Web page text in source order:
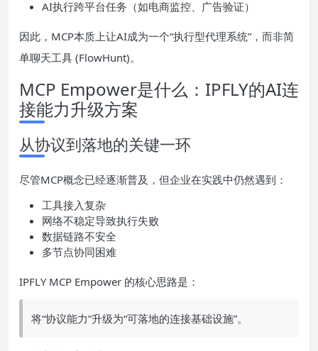
AI执行跨平台任务（如电商监控、广告验证）
因此，MCP本质上让AI成为一个“执行型代理系统”，而非简
单聊天工具 (FlowHunt)。
MCP Empower是什么：IPFLY的AI连
接能力升级方案
从协议到落地的关键一环
尽管MCP概念已经逐渐普及，但企业在实践中仍然遇到：
工具接入复杂
网络不稳定导致执行失败
数据链路不安全
多节点协同困难
IPFLY MCP Empower 的核心思路是：
将“协议能力”升级为“可落地的连接基础设施”。